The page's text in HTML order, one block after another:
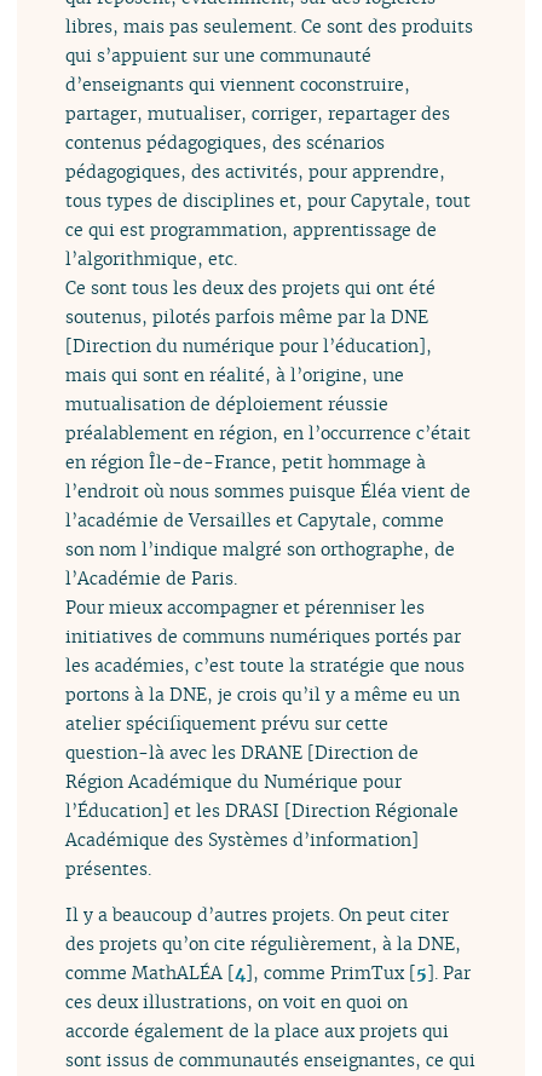
libres, mais pas seulement. Ce sont des produits
qui s’appuient sur une communauté
d’enseignants qui viennent coconstruire,
partager, mutualiser, corriger, repartager des
contenus pédagogiques, des scénarios
pédagogiques, des activités, pour apprendre,
tous types de disciplines et, pour Capytale, tout
ce qui est programmation, apprentissage de
l’algorithmique, etc.
Ce sont tous les deux des projets qui ont été
soutenus, pilotés parfois même par la DNE
[Direction du numérique pour l’éducation],
mais qui sont en réalité, à l’origine, une
mutualisation de déploiement réussie
préalablement en région, en l’occurrence c’était
en région Île-de-France, petit hommage à
l’endroit où nous sommes puisque Éléa vient de
l’académie de Versailles et Capytale, comme
son nom l’indique malgré son orthographe, de
l’Académie de Paris.
Pour mieux accompagner et pérenniser les
initiatives de communs numériques portés par
les académies, c’est toute la stratégie que nous
portons à la DNE, je crois qu’il y a même eu un
atelier spécifiquement prévu sur cette
question-là avec les DRANE [Direction de
Région Académique du Numérique pour
l’Éducation] et les DRASI [Direction Régionale
Académique des Systèmes d’information]
présentes.
Il y a beaucoup d’autres projets. On peut citer
des projets qu’on cite régulièrement, à la DNE,
comme MathALÉA [4], comme PrimTux[5]. Par
ces deux illustrations, on voit en quoi on
accorde également de la place aux projets qui
sont issus de communautés enseignantes, ce qui